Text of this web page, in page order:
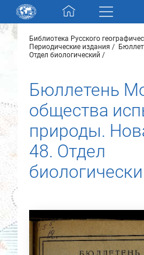
Skip navigation
Разделы и коллекции
Новости
О нас
Контакты
Партнеры
Библиотека Русского
Периодические издания
Отдел биологический
Бюллетень
общества
природы.
48. Отдел